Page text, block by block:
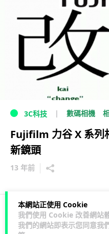
本網站正使用 Cookie
我們使用 Cookie 改善網站
我們的網站即表示您同意我
3C科技 數碼相機
Fujifilm 力谷 X 系列
新鏡頭
13 年前
1